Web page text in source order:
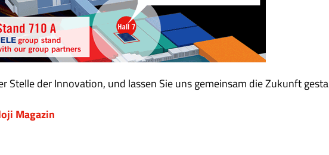
Stelle der Innovation, und lassen Sie uns gemeinsam die Zukunft
Magazin